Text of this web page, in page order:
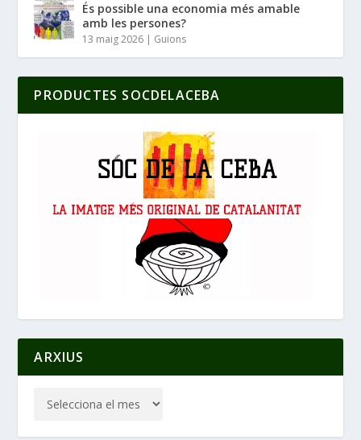
És possible una economia més amable
amb les persones?
13 maig 2026 | Guions
PRODUCTES SOCDELACEBA
ARXIUS